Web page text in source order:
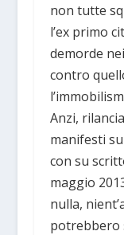
non tutte
l’ex primo
demorde
contro
Anzi,
manifesti
con su
maggio
nulla,
potrebbero